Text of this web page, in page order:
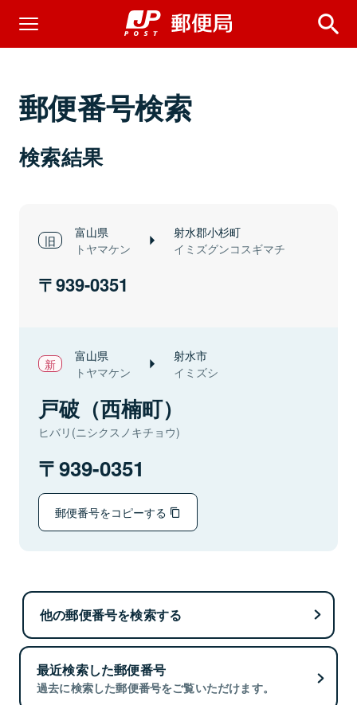
郵便番号検索
検索結果
富山県
トヤマケン
射水郡小杉町
イミズグンコスギマチ
939-0351
富山県
トヤマケン
射水市
イミズシ
戸破（西楠町）
ヒバリ(ニシクスノキチョウ)
939-0351
郵便番号をコピーする
他の郵便番号を検索する
最近検索した郵便番号
過去に検索した郵便番号をご覧いただけます。